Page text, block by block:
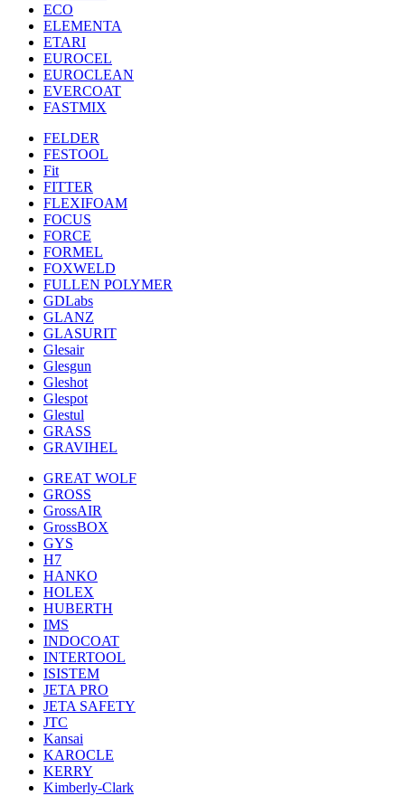
ECO
ELEMENTA
ETARI
EUROCEL
EUROCLEAN
EVERCOAT
FASTMIX
FELDER
FESTOOL
Fit
FITTER
FLEXIFOAM
FOCUS
FORCE
FORMEL
FOXWELD
FULLEN POLYMER
GDLabs
GLANZ
GLASURIT
Glesair
Glesgun
Gleshot
Glespot
Glestul
GRASS
GRAVIHEL
GREAT WOLF
GROSS
GrossAIR
GrossBOX
GYS
H7
HANKO
HOLEX
HUBERTH
IMS
INDOCOAT
INTERTOOL
ISISTEM
JETA PRO
JETA SAFETY
JTC
Kansai
KAROCLE
KERRY
Kimberly-Clark